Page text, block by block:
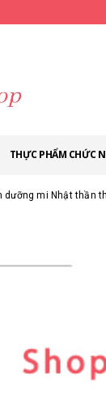
THỰC PHẨM CHỨC
dưỡng mi Nhật thần